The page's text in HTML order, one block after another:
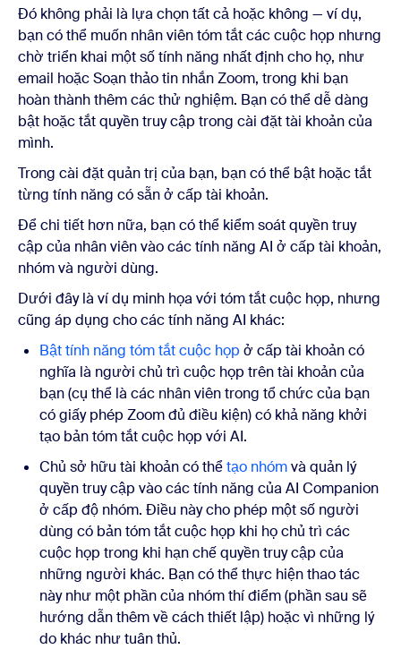
Đó không phải là lựa chọn tất cả hoặc không — ví dụ,
bạn có thể muốn nhân viên tóm tắt các cuộc họp nhưng
chờ triển khai một số tính năng nhất định cho họ, như
email hoặc Soạn thảo tin nhắn Zoom, trong khi bạn
hoàn thành thêm các thử nghiệm. Bạn có thể dễ dàng
bật hoặc tắt quyền truy cập trong cài đặt tài khoản của
mình.
Trong cài đặt quản trị của bạn, bạn có thể bật hoặc tắt
từng tính năng có sẵn ở cấp tài khoản.
Để chi tiết hơn nữa, bạn có thể kiểm soát quyền truy
cập của nhân viên vào các tính năng AI ở cấp tài khoản,
nhóm và người dùng.
Dưới đây là ví dụ minh họa với tóm tắt cuộc họp, nhưng
cũng áp dụng cho các tính năng AI khác:
Bật tính năng tóm tắt cuộc họp ở cấp tài khoản có
nghĩa là người chủ trì cuộc họp trên tài khoản của
bạn (cụ thể là các nhân viên trong tổ chức của bạn
có giấy phép Zoom đủ điều kiện) có khả năng khởi
tạo bản tóm tắt cuộc họp với AI.
Chủ sở hữu tài khoản có thểtạo nhómvà quản lý
quyền truy cập vào các tính năng của AI Companion
ở cấp độ nhóm. Điều này cho phép một số người
dùng có bản tóm tắt cuộc họp khi họ chủ trì các
cuộc họp trong khi hạn chế quyền truy cập của
những người khác. Bạn có thể thực hiện thao tác
này như một phần của nhóm thí điểm (phần sau sẽ
hướng dẫn thêm về cách thiết lập) hoặc vì những lý
do khác như tuân thủ.